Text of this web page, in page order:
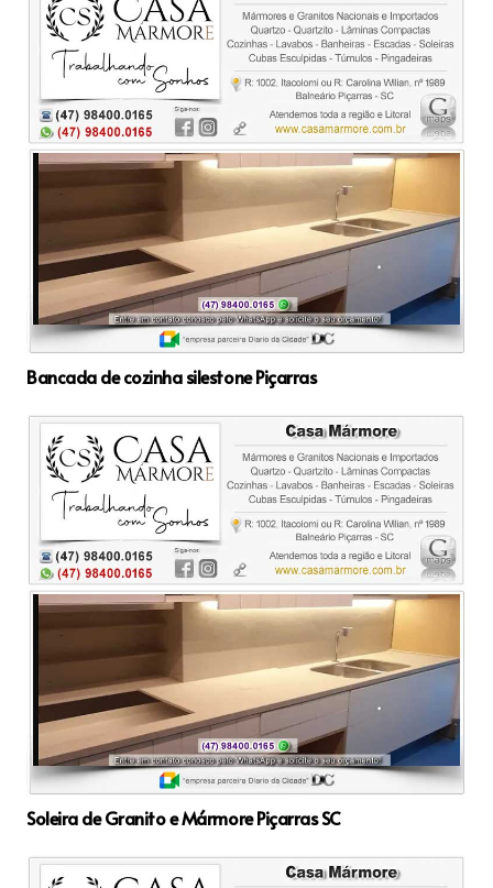
Bancada de cozinha silestone Piçarras
Soleira de Granito e Mármore Piçarras SC